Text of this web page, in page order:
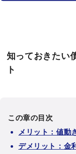
知っておきたい
ト
この章の目次
メリット：値動
デメリット：金